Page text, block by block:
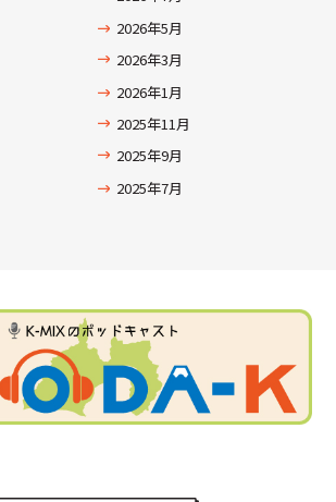
2026年5月
2026年3月
2026年1月
2025年11月
2025年9月
2025年7月